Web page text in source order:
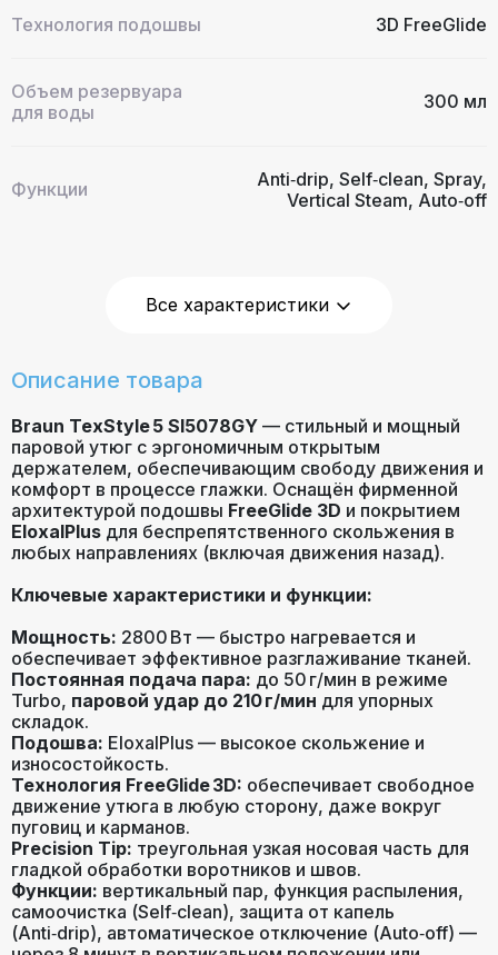
Технология подошвы 3D FreeGlide
Объем резервуара
для воды
300 мл
Функции
Anti‑drip, Self‑clean, Spray,
Vertical Steam, Auto‑off
отпаривание
Автоматическое
отключение
Гарантия 24 месяца
Все характеристики
Описание товара
Braun TexStyle 5 SI5078GY — стильный и мощный
паровой утюг с эргономичным открытым
держателем, обеспечивающим свободу движения и
комфорт в процессе глажки. Оснащён фирменной
архитектурой подошвы FreeGlide 3D и покрытием
EloxalPlus для беспрепятственного скольжения в
любых направлениях (включая движения назад).
Ключевые характеристики и функции:
Мощность: 2800 Вт — быстро нагревается и
обеспечивает эффективное разглаживание тканей.
Постоянная подача пара: до 50 г/мин в режиме
Turbo, паровой удар до 210 г/мин для упорных
складок.
Подошва: EloxalPlus — высокое скольжение и
износостойкость.
Технология FreeGlide 3D: обеспечивает свободное
движение утюга в любую сторону, даже вокруг
пуговиц и карманов.
Precision Tip: треугольная узкая носовая часть для
гладкой обработки воротников и швов.
Функции: вертикальный пар, функция распыления,
самоочистка (Self‑clean), защита от капель
(Anti‑drip), автоматическое отключение (Auto‑off) —